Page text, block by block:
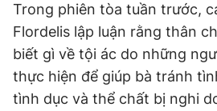
Trong phiên tòa tuần trước,
Flordelis lập luận rằng thân
biết gì về tội ác do những
thực hiện để giúp bà tránh
tình dục và thể chất bị nghi